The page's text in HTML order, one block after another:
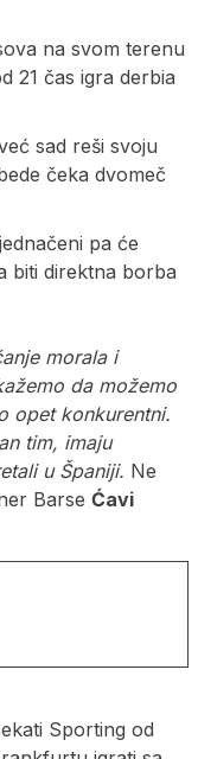
na svom terenu
21 čas igra derbia
sad reši svoju
čeka dvomeč
pa će
biti direktna borba
morala i
da možemo
opet konkurentni.
tim, imaju
u Španiji. Ne
Barse Ćavi
Sporting od